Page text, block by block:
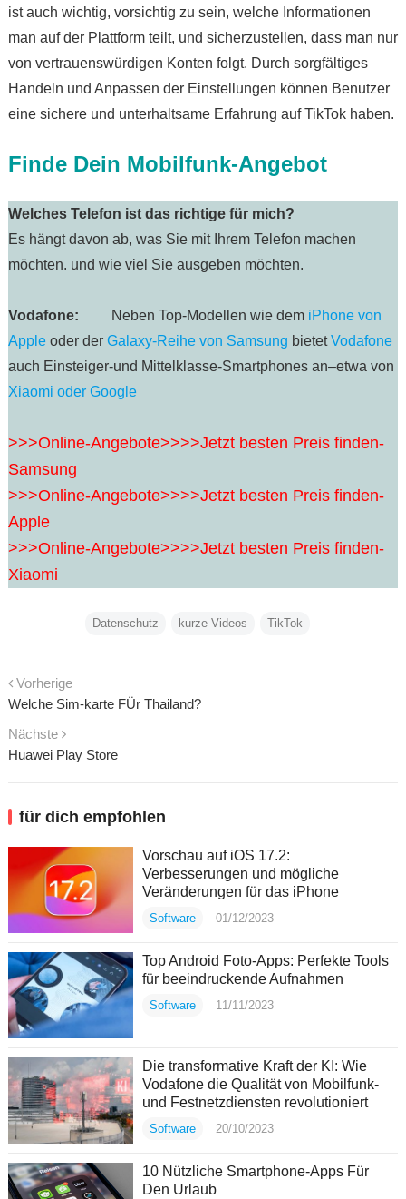
ist auch wichtig, vorsichtig zu sein, welche Informationen
man auf der Plattform teilt, und sicherzustellen, dass man nur
von vertrauenswürdigen Konten folgt. Durch sorgfältiges
Handeln und Anpassen der Einstellungen können Benutzer
eine sichere und unterhaltsame Erfahrung auf TikTok haben.
Finde Dein Mobilfunk-Angebot
Welches Telefon ist das richtige für mich?
Es hängt davon ab, was Sie mit Ihrem Telefon machen
möchten. und wie viel Sie ausgeben möchten.
Vodafone: Neben Top-Modellen wie dem iPhone von
Appleoder der Galaxy-Reihe von Samsung bietetVodafone
auch Einsteiger-und Mittelklasse-Smartphones an–etwa von
Xiaomi oder Google
>>>Online-Angebote>>>>Jetzt besten Preis finden-
Samsung
>>>Online-Angebote>>>>Jetzt besten Preis finden-
Apple
>>>Online-Angebote>>>>Jetzt besten Preis finden-
Xiaomi
Datenschutz kurze Videos TikTok
Vorherige
Welche Sim-karte FÜr Thailand?
Nächste
Huawei Play Store
für dich empfohlen
Vorschau auf iOS 17.2:
Verbesserungen und mögliche
Veränderungen für das iPhone
Software 01/12/2023
Top Android Foto-Apps: Perfekte Tools
für beeindruckende Aufnahmen
Software 11/11/2023
Die transformative Kraft der KI: Wie
Vodafone die Qualität von Mobilfunk-
und Festnetzdiensten revolutioniert
Software 20/10/2023
10 Nützliche Smartphone-Apps Für
Den Urlaub